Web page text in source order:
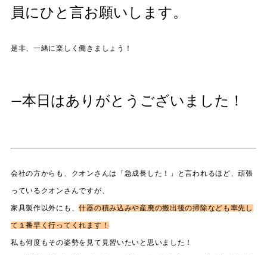
員にひと言お願いします。
是非、一緒に楽しく働きましょう！
—本日はありがとうございました！
会社の方からも、クオンさんは「急成長した！」と言われるほど、頑張
っているクオンさんですが、
家具製作以外にも、什器の積み込みや産廃の搬出後の掃除なども率先し
て１番早く行ってくれます！
私も何度もその姿勢を見て見習いたいと思いました！